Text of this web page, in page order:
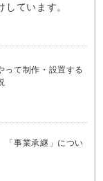
ています。
って制作・設置する
事業承継」につい